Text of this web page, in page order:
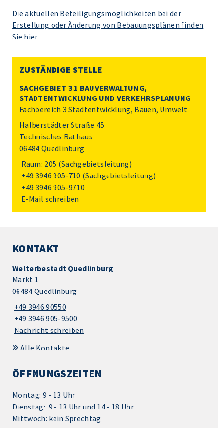
Die aktuellen Beteiligungsmöglichkeiten bei der
Erstellung oder Änderung von Bebauungsplänen finden
Sie hier.
ZUSTÄNDIGE STELLE
SACHGEBIET 3.1 BAUVERWALTUNG,
STADTENTWICKLUNG UND VERKEHRSPLANUNG
Fachbereich 3 Stadtentwicklung, Bauen, Umwelt
Halberstädter Straße 45
Technisches Rathaus
06484 Quedlinburg
Raum: 205 (Sachgebietsleitung)
+49 3946 905-710 (Sachgebietsleitung)
+49 3946 905-9710
E-Mail schreiben
KONTAKT
Welterbestadt Quedlinburg
Markt 1
06484 Quedlinburg
+49 3946 90550
+49 3946 905-9500
Nachricht schreiben
Alle Kontakte
ÖFFNUNGSZEITEN
Montag: 9 - 13 Uhr
Dienstag: 9 - 13 Uhr und 14 - 18 Uhr
Mittwoch: kein Sprechtag